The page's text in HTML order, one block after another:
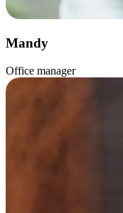
Mandy
Office manager